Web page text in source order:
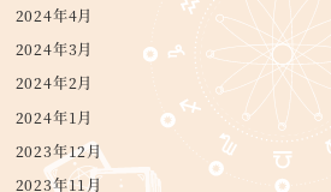
2024年4月
2024年3月
2024年2月
2024年1月
2023年12月
2023年11月